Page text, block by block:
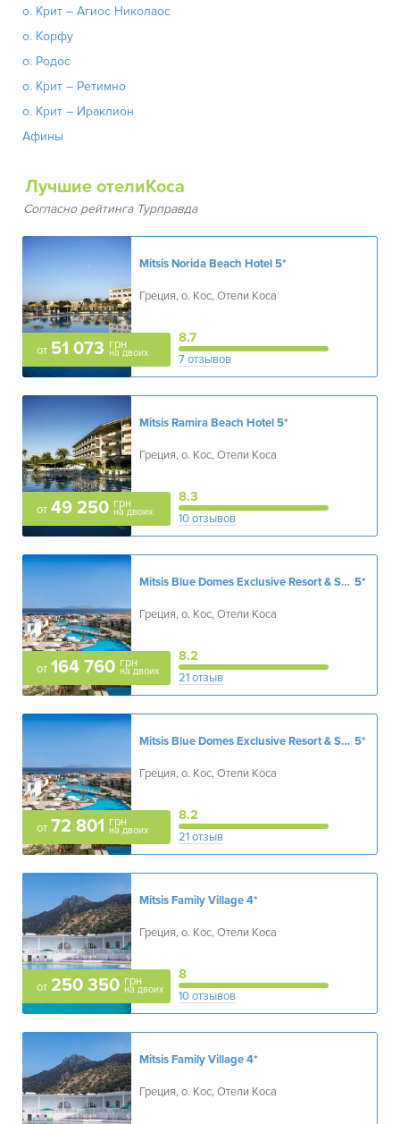
о. Крит – Агиос Николаос
о. Корфу
о. Родос
о. Крит – Ретимно
о. Крит – Ираклион
Афины
Лучшие отелиКоса
Согласно рейтинга Турправда
от 51 073 грн
на двоих
Mitsis Norida Beach Hotel5*
Греция, о. Кос, Отели Коса
8.7
7 отзывов
от 49 250 грн
на двоих
Mitsis Ramira Beach Hotel5*
Греция, о. Кос, Отели Коса
8.3
10 отзывов
от 164 760 грн
на двоих
Mitsis Blue Domes Exclusive Resort & Spa 5*
Греция, о. Кос, Отели Коса
8.2
21 отзыв
от 72 801 грн
на двоих
Mitsis Blue Domes Exclusive Resort & Spa 5*
Греция, о. Кос, Отели Коса
8.2
21 отзыв
от 250 350 грн
на двоих
Mitsis Family Village4*
Греция, о. Кос, Отели Коса
8
10 отзывов
Mitsis Family Village4*
Греция, о. Кос, Отели Коса